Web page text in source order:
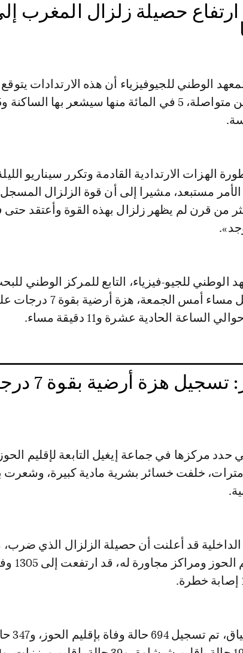
الوطني للجيوفيزياء أن هذه الارتدادات
الهزات الارتدادية القادمة وتكرر سيناريو
مستبعد، مشيرا إلى أن قوة الزلزال
من قرن لم يظهر زلزال بهذه القوة وأعتقد حتى
الوطني للجيو-فيزياء، التابع للمركز الوطني
والتقني، سجل مساء أمس
الساعة الحادية عشرة و11 دقيقة مساء.
بالصور:
حدد مركزها في جماعة إيغيل التابعة لإقليم
8 كيلومترات، خلفت خسائر بشرية مادية كبيرة،
الداخلية قد أعلنت أن حصيلة الزلزال الذي
وفي هذا